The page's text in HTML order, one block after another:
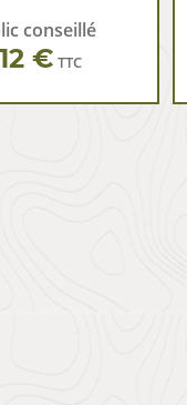
conseillé
€ TTC